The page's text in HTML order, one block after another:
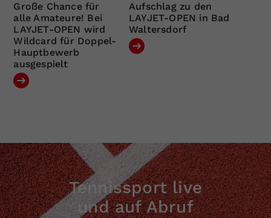
Große Chance für
alle Amateure! Bei
LAYJET-OPEN wird
Wildcard für Doppel-
Hauptbewerb
ausgespielt
Aufschlag zu den
LAYJET-OPEN in Bad
Waltersdorf
Tennissport live
und auf Abruf